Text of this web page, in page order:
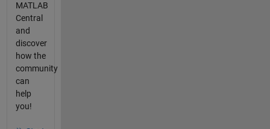
MATLAB
Central
and
discover
how the
community
can
help
you!